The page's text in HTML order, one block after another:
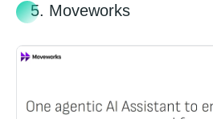
5. Moveworks